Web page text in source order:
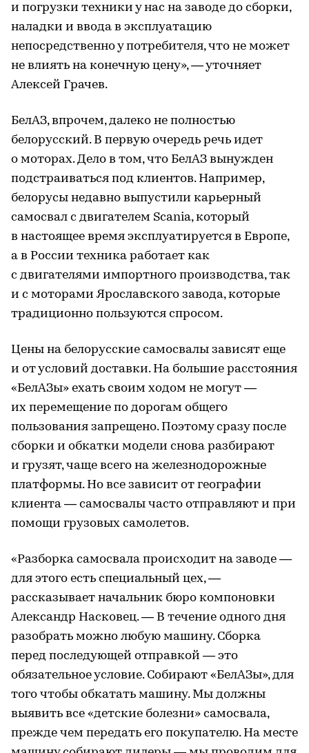
и погрузки техники у нас на заводе до сборки,
наладки и ввода в эксплуатацию
непосредственно у потребителя, что не может
не влиять на конечную цену», — уточняет
Алексей Грачев.
БелАЗ, впрочем, далеко не полностью
белорусский. В первую очередь речь идет
о моторах. Дело в том, что БелАЗ вынужден
подстраиваться под клиентов. Например,
белорусы недавно выпустили карьерный
самосвал с двигателем Scania, который
в настоящее время эксплуатируется в Европе,
а в России техника работает как
с двигателями импортного производства, так
и с моторами Ярославского завода, которые
традиционно пользуются спросом.
Цены на белорусские самосвалы зависят еще
и от условий доставки. На большие расстояния
«БелАЗы» ехать своим ходом не могут —
их перемещение по дорогам общего
пользования запрещено. Поэтому сразу после
сборки и обкатки модели снова разбирают
и грузят, чаще всего на железнодорожные
платформы. Но все зависит от географии
клиента — самосвалы часто отправляют и при
помощи грузовых самолетов.
«Разборка самосвала происходит на заводе —
для этого есть специальный цех, —
рассказывает начальник бюро компоновки
Александр Насковец. — В течение одного дня
разобрать можно любую машину. Сборка
перед последующей отправкой — это
обязательное условие. Собирают «БелАЗы», для
того чтобы обкатать машину. Мы должны
выявить все «детские болезни» самосвала,
прежде чем передать его покупателю. На месте